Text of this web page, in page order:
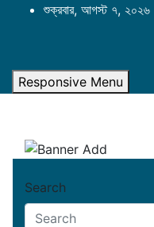
শুক্রবার, আগস্ট ৭, ২০২৬
Responsive Menu
Search